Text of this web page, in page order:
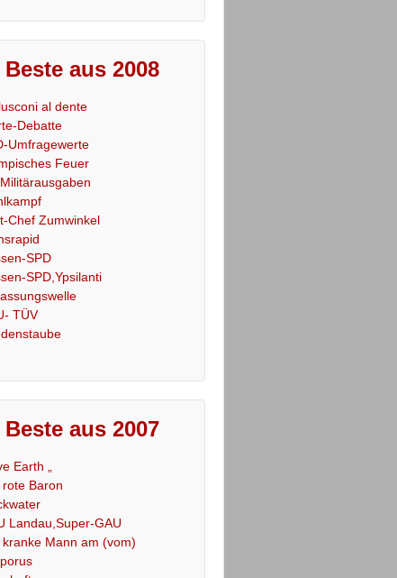
Beste aus 2008
al dente
Debatte
Umfragewerte
Feuer
Chef Zumwinkel
SPD
SPD,Ypsilanti
TÜV
Beste aus 2007
Earth „
rote Baron
Landau,Super-GAU
kranke Mann am (vom)